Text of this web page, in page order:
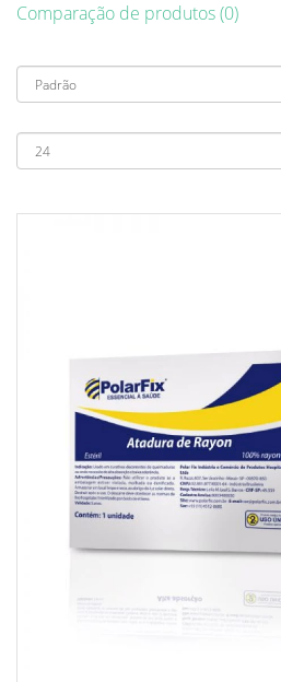
Comparação de produtos (0)